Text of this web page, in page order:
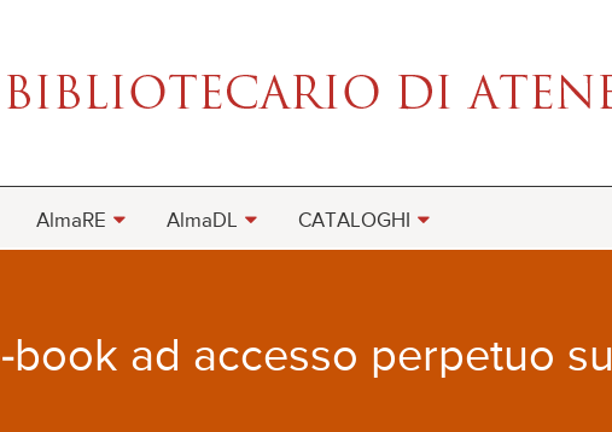
AlmaRE AlmaDL CATALOGHI
ad accesso perpetuo su